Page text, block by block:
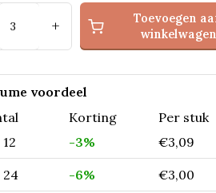
+
Toevoegen
winkelwagen
voordeel
Korting
Per stuk
12
-3% €3,09
24 -6% €3,00